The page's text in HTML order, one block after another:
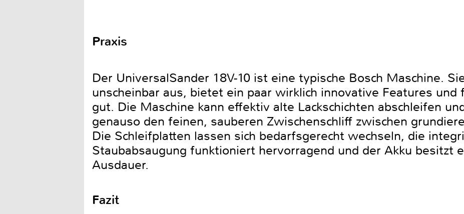
Praxis
Der UniversalSander 18V-10 ist eine typische Bosch Maschine.
unscheinbar aus, bietet ein paar wirklich innovative Features
gut. Die Maschine kann effektiv alte Lackschichten abschleifen
genauso den feinen, sauberen Zwischenschliff zwischen
Die Schleifplatten lassen sich bedarfsgerecht wechseln, die
Staubabsaugung funktioniert hervorragend und der Akku besitzt
Ausdauer.
Fazit